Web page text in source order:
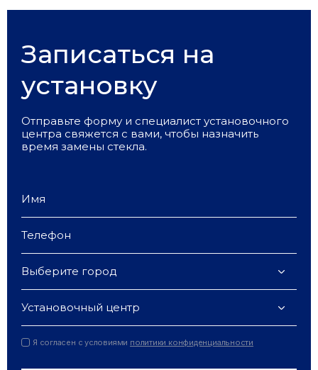
Записаться на
установку
Отправьте форму и специалист установочного
центра свяжется с вами, чтобы назначить
время замены стекла.
Выберите город
Установочный центр
Я согласен с условиями политики конфиденциальности